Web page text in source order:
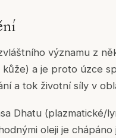
významu z
a je proto úzce
a tok životní síly v
Dhatu (plazmatické/
oleji je